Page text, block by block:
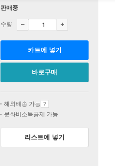
판매중
수량
카트에 넣기
바로구매
해외배송 가능
문화비소득공제 가능
리스트에 넣기